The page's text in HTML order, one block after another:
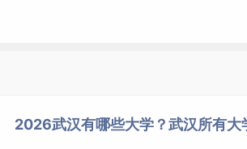
湖北体育职业学院 湖北
2026武汉有哪些大学？武汉所有大